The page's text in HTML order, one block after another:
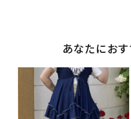
あなたにお